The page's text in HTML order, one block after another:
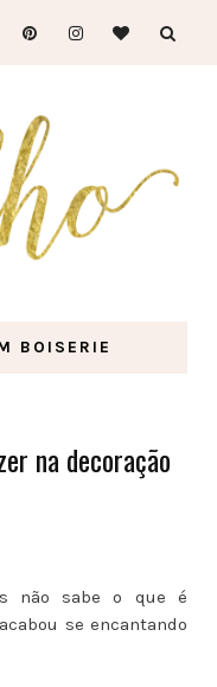
BOISERIE
na decoração
não sabe o que é
se encantando